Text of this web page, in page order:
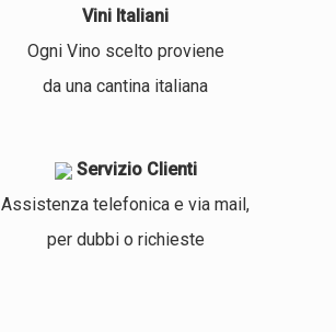
Vini Italiani
Ogni Vino scelto proviene
da una cantina italiana
Servizio Clienti
Assistenza telefonica e via mail,
per dubbi o richieste